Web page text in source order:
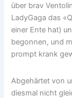
über brav
LadyGaga das
einer Ente hat)
begonnen, und
prompt krank
Abgehärtet von
diesmal nicht